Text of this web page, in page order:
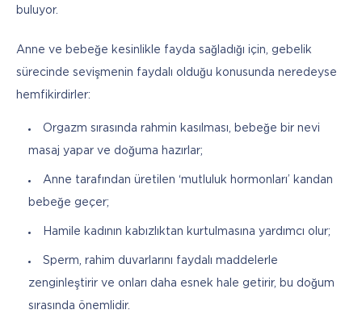
buluyor.
Anne ve bebeğe kesinlikle fayda sağladığı için, gebelik
sürecinde sevişmenin faydalı olduğu konusunda neredeyse
hemfikirdirler:
Orgazm sırasında rahmin kasılması, bebeğe bir nevi
masaj yapar ve doğuma hazırlar;
Anne tarafından üretilen ‘mutluluk hormonları’ kandan
bebeğe geçer;
Hamile kadının kabızlıktan kurtulmasına yardımcı olur;
Sperm, rahim duvarlarını faydalı maddelerle
zenginleştirir ve onları daha esnek hale getirir, bu doğum
sırasında önemlidir.